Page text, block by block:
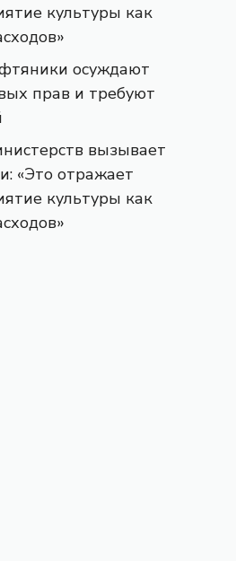
культуры как
осуждают
прав и требуют
вызывает
«Это отражает
культуры как